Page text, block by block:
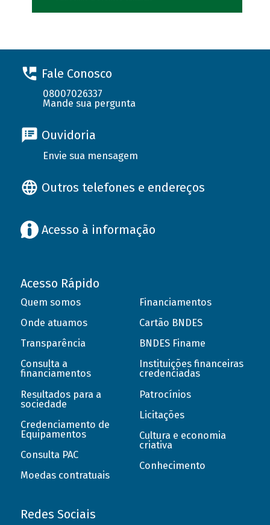
Fale Conosco
08007026337
Mande sua pergunta
Ouvidoria
Envie sua mensagem
Outros telefones e endereços
Acesso à informação
Acesso Rápido
Quem somos
Onde atuamos
Transparência
Consulta a
financiamentos
Resultados para a
sociedade
Credenciamento de
Equipamentos
Consulta PAC
Moedas contratuais
Financiamentos
Cartão BNDES
BNDES Finame
Instituições financeiras
credenciadas
Patrocínios
Licitações
Cultura e economia
criativa
Conhecimento
Redes Sociais